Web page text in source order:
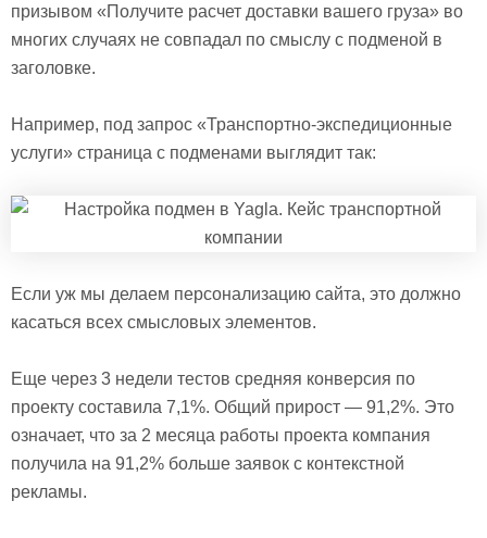
призывом «Получите расчет доставки вашего груза» во
многих случаях не совпадал по смыслу с подменой в
заголовке.
Например, под запрос «Транспортно-экспедиционные
услуги» страница с подменами выглядит так:
Если уж мы делаем персонализацию сайта, это должно
касаться всех смысловых элементов.
Еще через 3 недели тестов средняя конверсия по
проекту составила 7,1%. Общий прирост — 91,2%. Это
означает, что за 2 месяца работы проекта компания
получила на 91,2% больше заявок с контекстной
рекламы.